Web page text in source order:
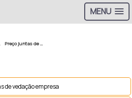
MENU
» Preço juntas de vedação industrial
de vedação empresa